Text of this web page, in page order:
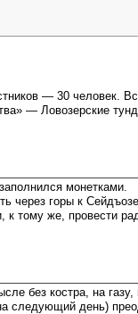
— 30 человек.
— Ловозерские
монетками.
через горы к
тому же, провести
без костра, на
следующий день)